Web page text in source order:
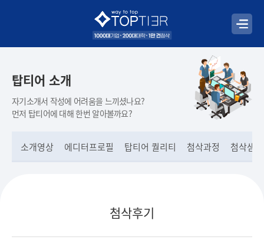
탑티어 소개
자기소개서 작성에 어려움을 느끼셨나요?
먼저 탑티어에 대해 한번 알아볼까요?
소개영상 에디터프로필 탑티어 퀄리티 첨삭과정 첨삭샘플
첨삭후기